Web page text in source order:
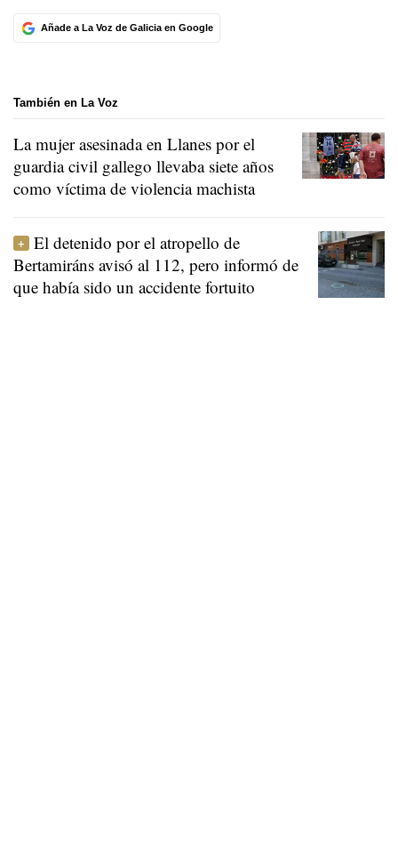
Añade a La Voz de Galicia en Google
También en La Voz
La mujer asesinada en Llanes por el
guardia civil gallego llevaba siete años
como víctima de violencia machista
El detenido por el atropello de
Bertamiráns avisó al 112, pero informó de
que había sido un accidente fortuito